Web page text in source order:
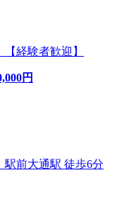
経験者歓迎】
円
駅前大通駅 徒歩6分